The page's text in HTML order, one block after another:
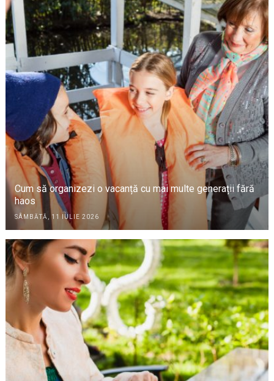
Cum să organizezi o vacanță cu mai multe generații fără
haos
SÂMBĂTĂ, 11 IULIE 2026